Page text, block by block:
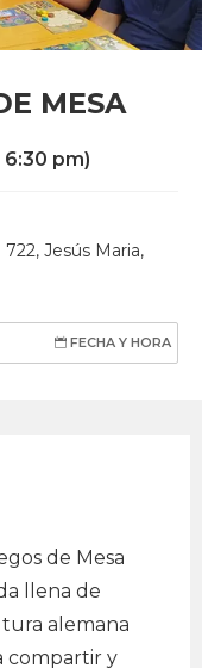
MESA
6:30 pm)
Jesús Maria,
FECHA Y HORA
de Mesa
llena de
alemana
compartir y